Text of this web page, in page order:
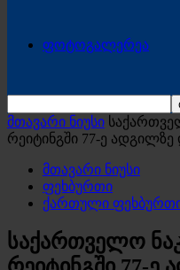
ფოტოგალერეა
მთავარი ნიუსი
რეიტინგში 77-ე
მთავარი ნიუსი
ფეხბურთი
ქართული
საქართველო